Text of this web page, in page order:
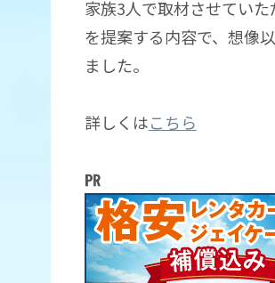
家族3人で取材させてい
を提案する内容で、想像
ました。
詳しくはこちら
㏚